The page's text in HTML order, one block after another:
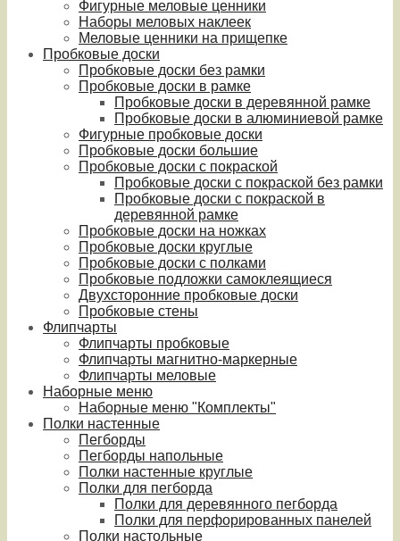
Фигурные меловые ценники
Наборы меловых наклеек
Меловые ценники на прищепке
Пробковые доски
Пробковые доски без рамки
Пробковые доски в рамке
Пробковые доски в деревянной рамке
Пробковые доски в алюминиевой рамке
Фигурные пробковые доски
Пробковые доски большие
Пробковые доски с покраской
Пробковые доски с покраской без рамки
Пробковые доски с покраской в
деревянной рамке
Пробковые доски на ножках
Пробковые доски круглые
Пробковые доски с полками
Пробковые подложки самоклеящиеся
Двухсторонние пробковые доски
Пробковые стены
Флипчарты
Флипчарты пробковые
Флипчарты магнитно-маркерные
Флипчарты меловые
Наборные меню
Наборные меню "Комплекты"
Полки настенные
Пегборды
Пегборды напольные
Полки настенные круглые
Полки для пегборда
Полки для деревянного пегборда
Полки для перфорированных панелей
Полки настольные